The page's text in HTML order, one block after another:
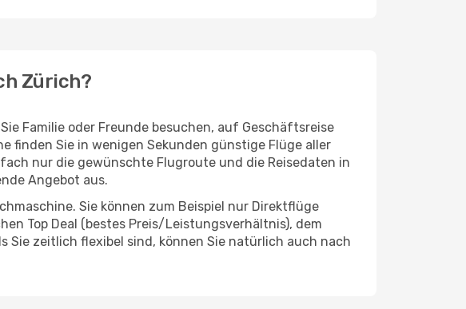
Zürich?
Familie oder Freunde besuchen, auf Geschäftsreise
finden Sie in wenigen Sekunden günstige Flüge aller
nur die gewünschte Flugroute und die Reisedaten in
Angebot aus.
Sie können zum Beispiel nur Direktflüge
Top Deal (bestes Preis/Leistungsverhältnis), dem
Sie zeitlich flexibel sind, können Sie natürlich auch nach